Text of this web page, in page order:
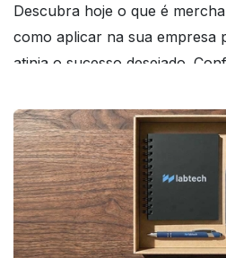
Descubra hoje o que é
como aplicar na sua empresa
atinja o sucesso desejado.